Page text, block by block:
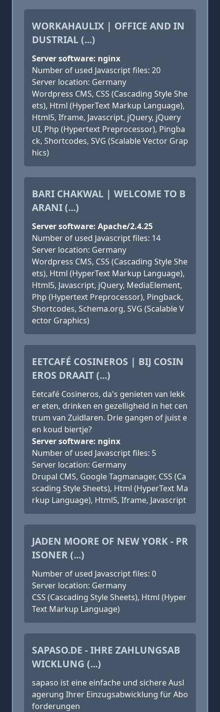
WORKAHAULIX | OFFICE AND IN
DUSTRIAL (...)
Server software: nginx
Number of used Javascript files: 20
Server location: Germany
Wordpress CMS, CSS (Cascading Style She
ets), Html (HyperText Markup Language),
Html5, Iframe, Javascript, jQuery, jQuery
UI, Php (Hypertext Preprocessor), Pingba
ck, Shortcodes, SVG (Scalable Vector Grap
hics)
BARI CHAKWAL | WELCOME TO B
ARANI (...)
Server software: Apache/2.4.25
Number of used Javascript files: 14
Server location: Germany
Wordpress CMS, CSS (Cascading Style She
ets), Html (HyperText Markup Language),
Html5, Javascript, jQuery, MediaElement,
Php (Hypertext Preprocessor), Pingback,
Shortcodes, Schema.org, SVG (Scalable V
ector Graphics)
EETCAFÉ COSINEROS | BIJ COSIN
EROS DRAAIT (...)
Eetcafé Cosineros, da's genieten van lekk
er eten, drinken en gezelligheid in het cen
trum van Zuidlaren. Drie gangen of juist e
en koud biertje?
Server software: nginx
Number of used Javascript files: 5
Server location: Germany
Drupal CMS, Google Tagmanager, CSS (Ca
scading Style Sheets), Html (HyperText Ma
rkup Language), Html5, Iframe, Javascript
JADEN MOORE OF NEW YORK - PR
ISONER (...)
Number of used Javascript files: 0
Server location: Germany
CSS (Cascading Style Sheets), Html (Hyper
Text Markup Language)
SAPASO.DE - IHRE ZAHLUNGSAB
WICKLUNG (...)
sapaso ist eine einfache und sichere Ausl
agerung Ihrer Einzugsabwicklung für Abo
forderungen